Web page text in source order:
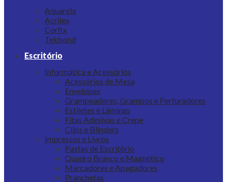
Aquarela
Acrilex
Corfix
Tekbond
Escritório
Informática e Acessórios
Acessórios de Mesa
Envelopes
Grampeadores, Grampos e Perfuradores
Estiletes e Lâminas
Fitas Adesivas e Crepe
Clips e Blinders
Impressos e Livros
Pastas de Escritório
Quadro Branco e Magnético
Marcadores e Apagadores
Pranchetas